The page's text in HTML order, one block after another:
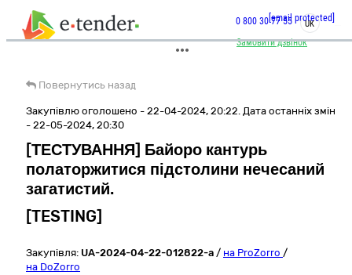
Замовити дзвінок
0 800 30 77 55[email protected]
UK
Повернутись назад
Закупівлю оголошено - 22-04-2024, 20:22. Дата останніх змін
- 22-05-2024, 20:30
[ТЕСТУВАННЯ] Байоро кантурь
полаторжитися підстолини нечесаний
загатистий.
[TESTING]
Закупівля: UA-2024-04-22-012822-a / на ProZorro /
на DoZorro